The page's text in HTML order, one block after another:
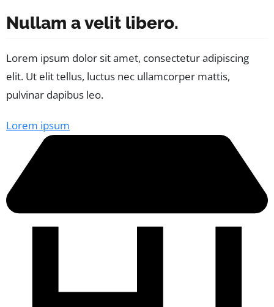
Nullam a velit libero.
Lorem ipsum dolor sit amet, consectetur adipiscing
elit. Ut elit tellus, luctus nec ullamcorper mattis,
pulvinar dapibus leo.
Lorem ipsum